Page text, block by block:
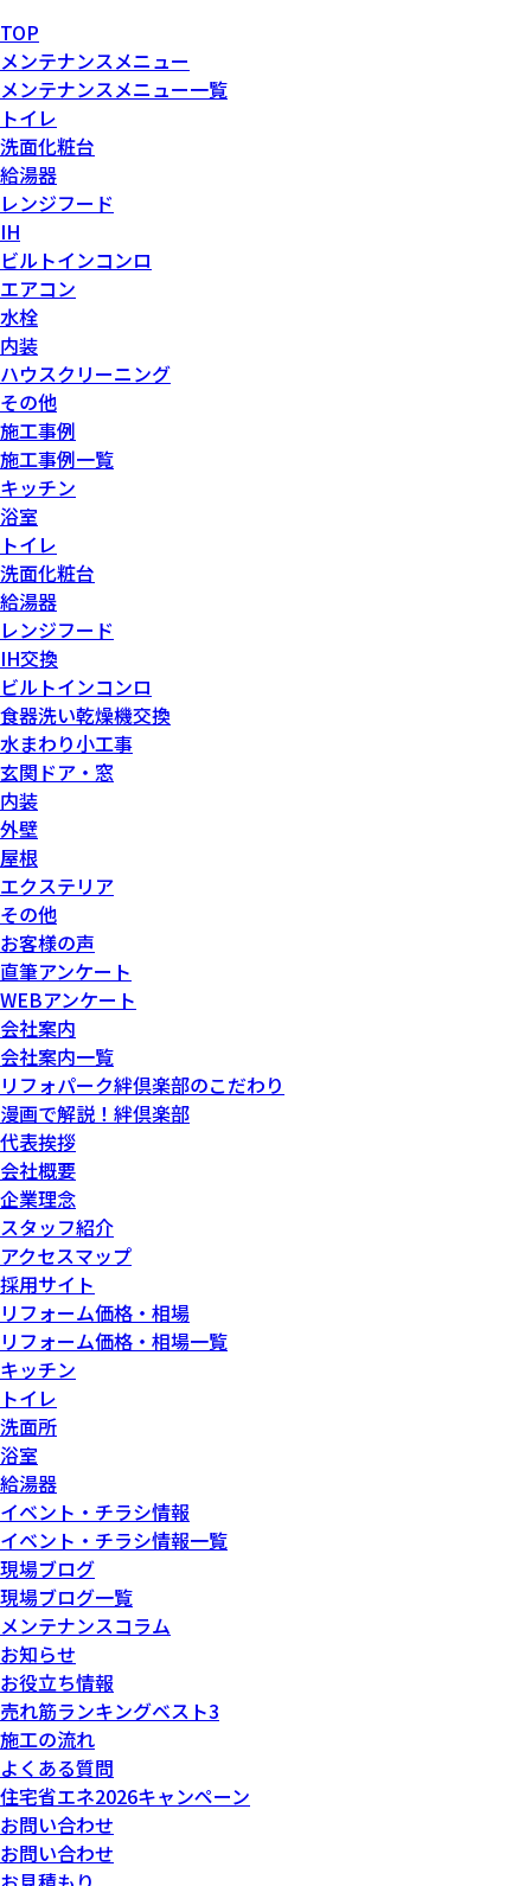
TOP
メンテナンスメニュー
メンテナンスメニュー一覧
トイレ
洗面化粧台
給湯器
レンジフード
IH
ビルトインコンロ
エアコン
水栓
内装
ハウスクリーニング
その他
施工事例
施工事例一覧
キッチン
浴室
トイレ
洗面化粧台
給湯器
レンジフード
IH交換
ビルトインコンロ
食器洗い乾燥機交換
水まわり小工事
玄関ドア・窓
内装
外壁
屋根
エクステリア
その他
お客様の声
直筆アンケート
WEBアンケート
会社案内
会社案内一覧
リフォパーク絆倶楽部のこだわり
漫画で解説！絆倶楽部
代表挨拶
会社概要
企業理念
スタッフ紹介
アクセスマップ
採用サイト
リフォーム価格・相場
リフォーム価格・相場一覧
キッチン
トイレ
洗面所
浴室
給湯器
イベント・チラシ情報
イベント・チラシ情報一覧
現場ブログ
現場ブログ一覧
メンテナンスコラム
お知らせ
お役立ち情報
売れ筋ランキングベスト3
施工の流れ
よくある質問
住宅省エネ2026キャンペーン
お問い合わせ
お問い合わせ